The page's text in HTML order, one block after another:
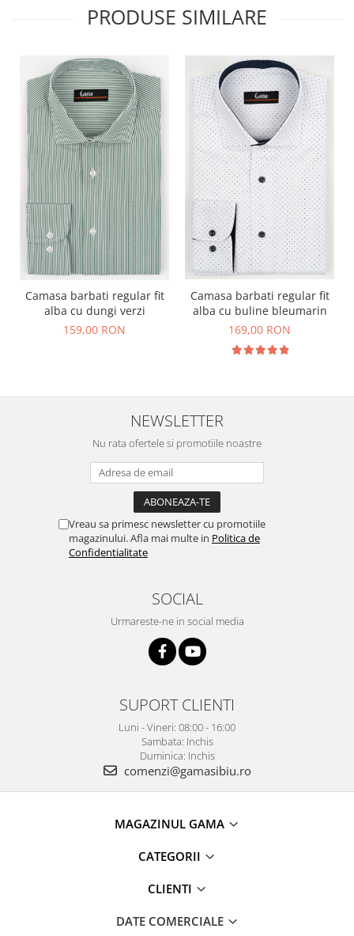
PRODUSE SIMILARE
Camasa barbati regular fit
alba cu dungi verzi
159,00 RON
Camasa barbati regular fit
alba cu buline bleumarin
169,00 RON
NEWSLETTER
Nu rata ofertele si promotiile noastre
Vreau sa primesc newsletter cu promotiile
magazinului. Afla mai multe in Politica de
Confidentialitate
SOCIAL
Urmareste-ne in social media
SUPORT CLIENTI
Luni - Vineri: 08:00 - 16:00
Sambata: Inchis
Duminica: Inchis
comenzi@gamasibiu.ro
MAGAZINUL GAMA
CATEGORII
CLIENTI
DATE COMERCIALE